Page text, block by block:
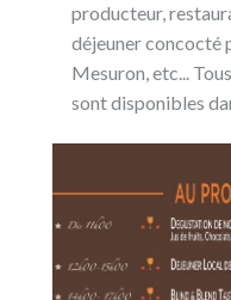
producteur,
déjeuner concocté
Mesuron, etc...
sont disponibles